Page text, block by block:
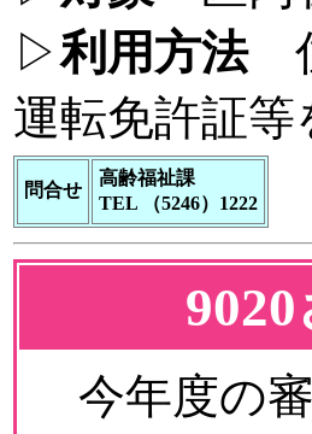
▷利用方法住
運転免許証
問合せ
高齢福祉課
TEL （5246）1222
今年度の審